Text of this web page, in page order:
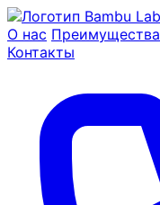
О нас Преимущества
Контакты